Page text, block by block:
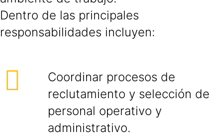
Dentro de las principales
responsabilidades incluyen:
Coordinar procesos de
reclutamiento y selección de
personal operativo y
administrativo.